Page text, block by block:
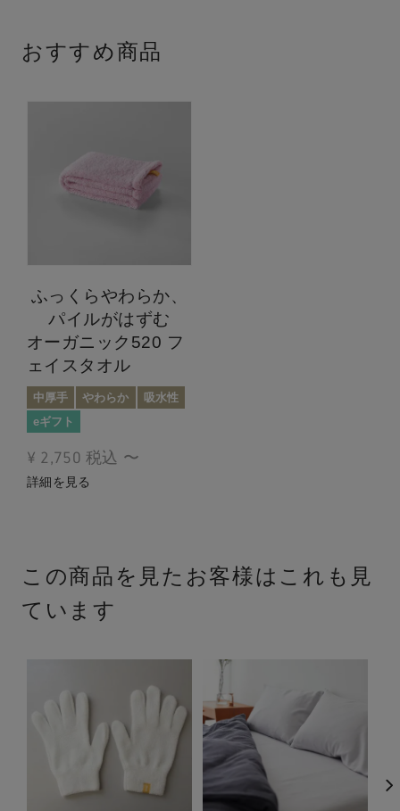
おすすめ商品
ふっくらやわらか、
パイルがはずむ
オーガニック520 フ
ェイスタオル
中厚手 やわらか
吸水性
eギフト
¥ 2,750 税込 〜
詳細を見る
この商品を見たお客様はこれも見
ています